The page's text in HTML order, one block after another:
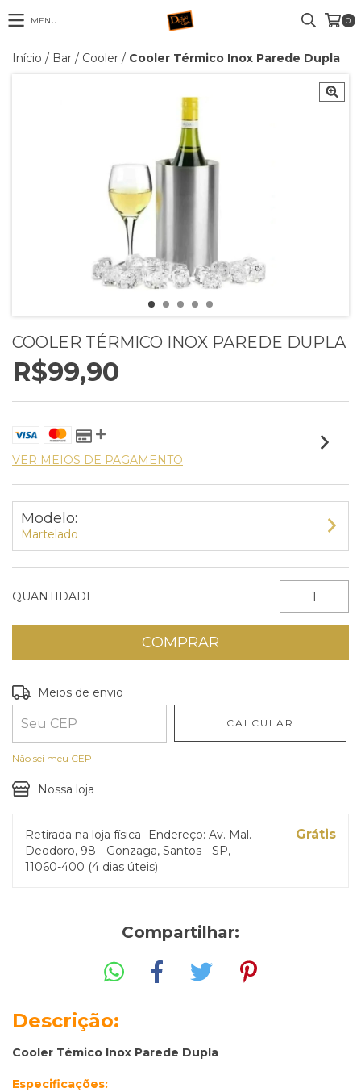
MENU 0
Início / Bar / Cooler / Cooler Térmico Inox Parede Dupla
COOLER TÉRMICO INOX PAREDE DUPLA
R$99,90
VER MEIOS DE PAGAMENTO
Modelo:
Martelado
QUANTIDADE
Entregas para o CEP:
Meios de envio
CALCULAR
Não sei meu CEP
Nossa loja
Retirada na loja física
Endereço: Av. Mal.
Deodoro, 98 - Gonzaga, Santos - SP,
11060-400 (4 dias úteis)
Grátis
Compartilhar:
Descrição:
Cooler Témico Inox Parede Dupla
Especificações: